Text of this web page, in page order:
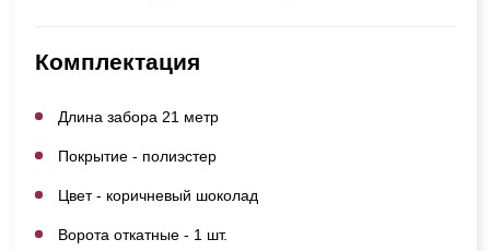
Комплектация
Длина забора 21 метр
Покрытие - полиэстер
Цвет - коричневый шоколад
Ворота откатные - 1 шт.